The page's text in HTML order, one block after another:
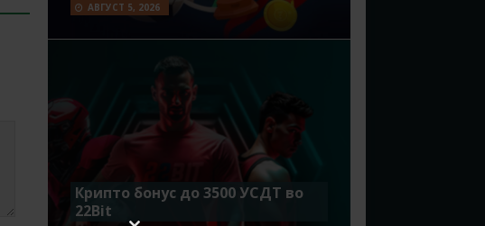
АВГУСТ 5, 2026
Крипто бонус до 3500 УСДТ во
22Bit